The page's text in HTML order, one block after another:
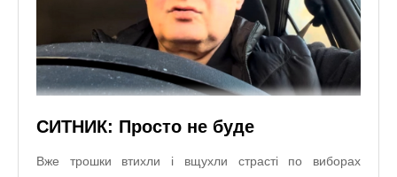
СИТНИК: Просто не буде
Вже трошки втихли і вщухли страсті по виборах